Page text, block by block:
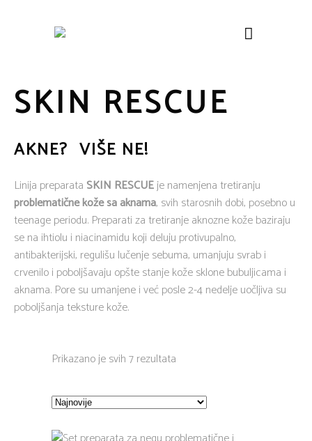
SKIN RESCUE
AKNE? VIŠE NE!
Linija preparata SKIN RESCUEje namenjena tretiranju
problematične kože sa aknama, svih starosnih dobi, posebno u
teenage periodu. Preparati za tretiranje aknozne kože baziraju
se na ihtiolu i niacinamidu koji deluju protivupalno,
antibakterijski, regulišu lučenje sebuma, umanjuju svrab i
crvenilo i poboljšavaju opšte stanje kože sklone bubuljicama i
aknama. Pore su umanjene i već posle 2-4 nedelje uočljiva su
poboljšanja teksture kože.
Prikazano je svih 7 rezultata